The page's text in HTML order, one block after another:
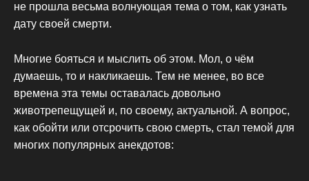
не прошла весьма волнующая тема о том, как узнать
дату своей смерти.
Многие бояться и мыслить об этом. Мол, о чём
думаешь, то и накликаешь. Тем не менее, во все
времена эта темы оставалась довольно
животрепещущей и, по своему, актуальной. А вопрос,
как обойти или отсрочить свою смерть, стал темой для
многих популярных анекдотов: